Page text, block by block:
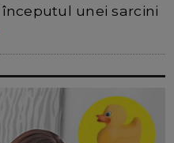
unei sarcini